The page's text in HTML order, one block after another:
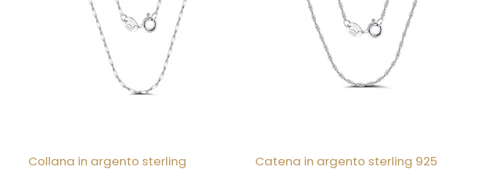
Collana in argento sterling
Catena in argento sterling 925